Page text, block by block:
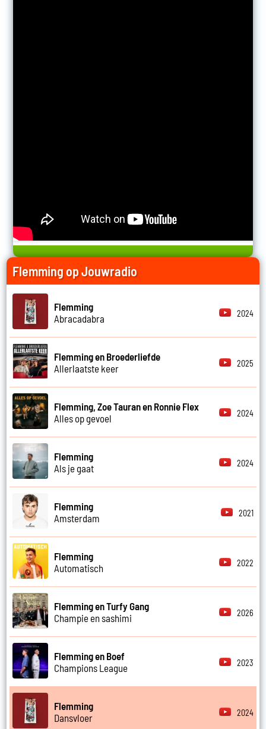
Flemming op Jouwradio
Flemming
Abracadabra
2024
Flemming en Broederliefde
Allerlaatste keer
2025
Flemming, Zoe Tauran en Ronnie Flex
Alles op gevoel
2024
Flemming
Als je gaat
2024
Flemming
Amsterdam
2021
Flemming
Automatisch
2022
Flemming en Turfy Gang
Champie en sashimi
2026
Flemming en Boef
Champions League
2023
Flemming
Dansvloer
2024